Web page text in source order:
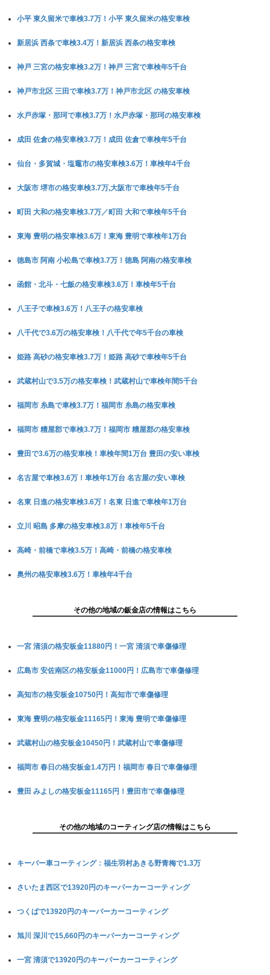
小平 東久留米で車検3.7万！小平 東久留米の格安車検
新居浜 西条で車検3.4万！新居浜 西条の格安車検
神戸 三宮の格安車検3.2万！神戸 三宮で車検年5千台
神戸市北区 三田で車検3.7万！神戸市北区 の格安車検
水戸赤塚・那珂で車検3.7万！水戸赤塚・那珂の格安車検
成田 佐倉の格安車検3.7万！成田 佐倉で車検年5千台
仙台・多賀城・塩竈市の格安車検3.6万！車検年4千台
大阪市 堺市の格安車検3.7万,大阪市で車検年5千台
町田 大和の格安車検3.7万／町田 大和で車検年5千台
東海 豊明の格安車検3.6万！東海 豊明で車検年1万台
徳島市 阿南 小松島で車検3.7万！徳島 阿南の格安車検
函館・北斗・七飯の格安車検3.6万！車検年5千台
八王子で車検3.6万！八王子の格安車検
八千代で3.6万の格安車検！八千代で年5千台の車検
姫路 高砂の格安車検3.7万！姫路 高砂で車検年5千台
武蔵村山で3.5万の格安車検！武蔵村山で車検年間5千台
福岡市 糸島で車検3.7万！福岡市 糸島の格安車検
福岡市 糟屋郡で車検3.7万！福岡市 糟屋郡の格安車検
豊田で3.6万の格安車検！車検年間1万台 豊田の安い車検
名古屋で車検3.6万！車検年1万台 名古屋の安い車検
名東 日進の格安車検3.6万！名東 日進で車検年1万台
立川 昭島 多摩の格安車検3.8万！車検年5千台
高崎・前橋で車検3.5万！高崎・前橋の格安車検
奥州の格安車検3.6万！車検年4千台
その他の地域の鈑金店の情報はこちら
一宮 清須の格安板金11880円！一宮 清須で車傷修理
広島市 安佐南区の格安板金11000円！広島市で車傷修理
高知市の格安板金10750円！高知市で車傷修理
東海 豊明の格安板金11165円！東海 豊明で車傷修理
武蔵村山の格安板金10450円！武蔵村山で車傷修理
福岡市 春日の格安板金1.4万円！福岡市 春日で車傷修理
豊田 みよしの格安板金11165円！豊田市で車傷修理
その他の地域のコーティング店の情報はこちら
キーパー車コーティング：福生羽村あきる野青梅で1.3万
さいたま西区で13920円のキーパーカーコーティング
つくばで13920円のキーパーカーコーティング
旭川 深川で15,660円のキーパーカーコーティング
一宮 清須で13920円のキーパーカーコーティング